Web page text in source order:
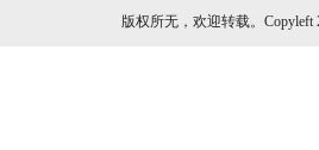
版权所无，欢迎转载。